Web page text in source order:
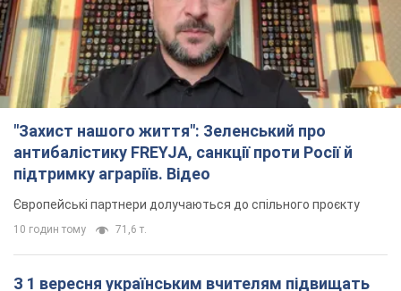
"Захист нашого життя": Зеленський про
антибалістику FREYJA, санкції проти Росії й
підтримку аграріїв. Відео
Європейські партнери долучаються до спільного проєкту
10 годин тому 71,6 т.
З 1 вересня українським вчителям підвищать